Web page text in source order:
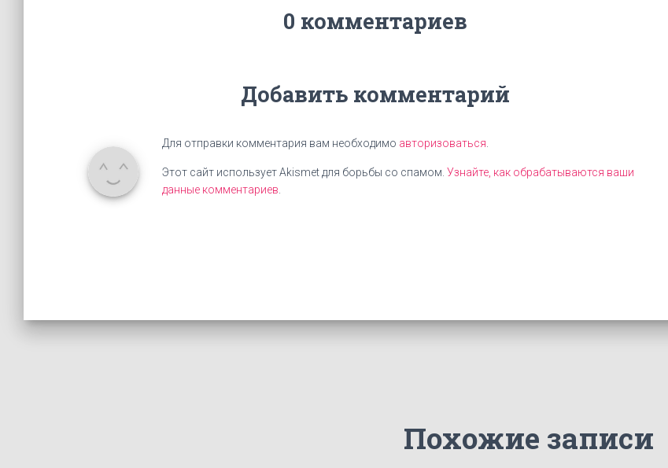
0 комментариев
Добавить комментарий
Для отправки комментария вам необходимо авторизоваться
Этот сайт использует Akismet для борьбы со спамом. Узнайте, как обрабатываются ваши
данные комментариев
Похожие записи